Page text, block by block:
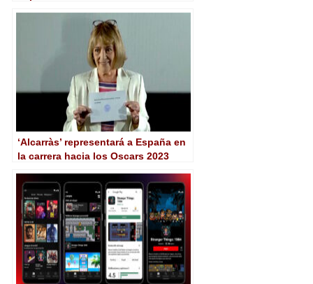
‘Alcarràs’ representará a España en
la carrera hacia los Oscars 2023